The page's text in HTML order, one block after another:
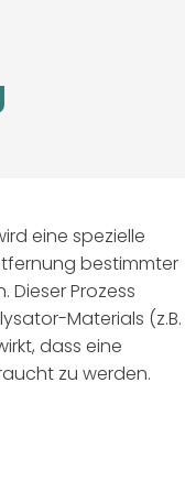
eine spezielle
bestimmter
Prozess
Materials (z.B.
dass eine
zu werden.